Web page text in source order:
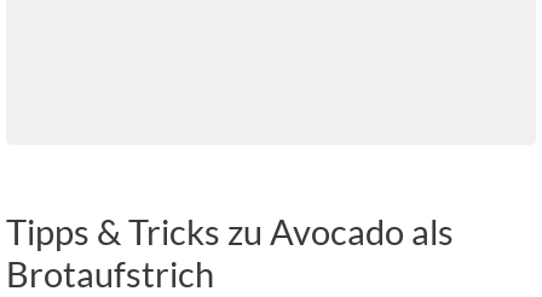
Tipps & Tricks zu Avocado als
Brotaufstrich